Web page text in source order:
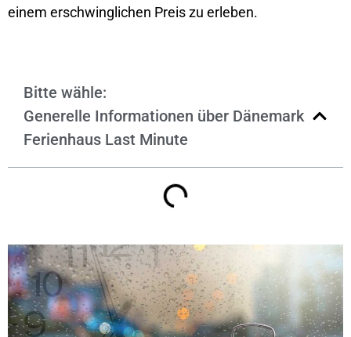
einem erschwinglichen Preiszu erleben.
Bitte wähle:
Generelle Informationen über Dänemark
Ferienhaus Last Minute